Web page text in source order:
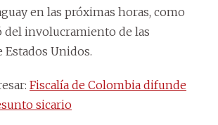
en las próximas horas, como
del involucramiento de las
Estados Unidos.
Fiscalía de Colombia difunde
sicario